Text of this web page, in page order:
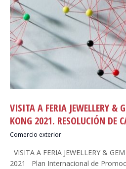
VISITA A FERIA JEWELLERY &
KONG 2021. RESOLUCIÓN DE
Comercio exterior
VISITA A FERIA JEWELLERY &
2021 Plan Internacional de